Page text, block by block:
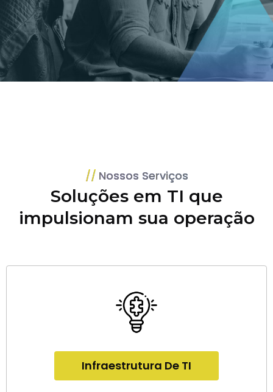
Fale Conosco
Nossos Serviços
Soluções em TI que
impulsionam sua operação
Infraestrutura De TI